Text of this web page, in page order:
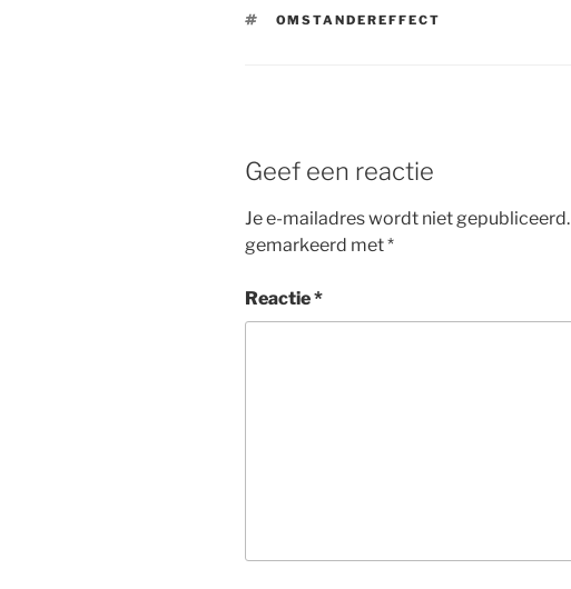
TAGS
OMSTANDEREFFECT
Geef een reactie
Je e-mailadres wordt niet gepubliceerd.
gemarkeerd met*
Reactie*